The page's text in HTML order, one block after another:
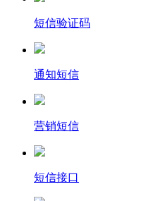
短信验证码
通知短信
营销短信
短信接口